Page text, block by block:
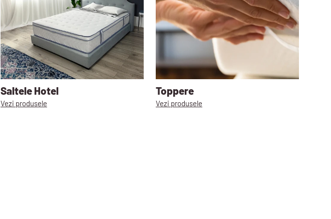
Saltele Hotel
Vezi produsele
Toppere
Vezi produsele